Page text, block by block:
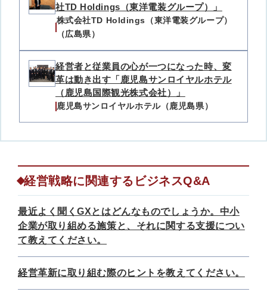
社TD Holdings（東洋電装グループ）」
株式会社TD Holdings（東洋電装グループ）
（広島県）
経営者と従業員の心が一つになった時、変
革は動き出す「鹿児島サンロイヤルホテル
（鹿児島国際観光株式会社）」
鹿児島サンロイヤルホテル（鹿児島県）
経営戦略に関連するビジネスQ&A
最近よく聞くGXとはどんなものでしょうか。中小
企業が取り組める施策と、それに関する支援につい
て教えてください。
経営革新に取り組む際のヒントを教えてください。